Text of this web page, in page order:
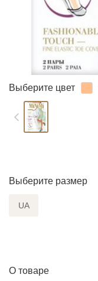
Выберите цвет
Выберите размер
UA
О товаре